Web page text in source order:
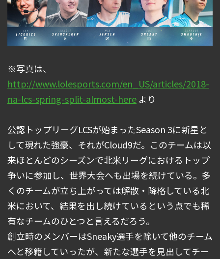
※写真は、
http://www.lolesports.com/en_US/articles/2018-
na-lcs-spring-split-almost-here より
公認トップリーグLCSが始まったSeason 3に新星と
して現れた強豪、それがCloud9だ。このチームは以
来ほとんどのシーズンで北米リーグにおけるトップ
争いに参加し、世界大会へも出場を続けている。多
くのチームが立ち上がっては解散・降格している北
米において、結果を出し続けているという点でも稀
有なチームのひとつと言えるだろう。
創立時のメンバーはSneaky選手を除いて他のチーム
へと移籍していったが、新たな選手を見出してチー